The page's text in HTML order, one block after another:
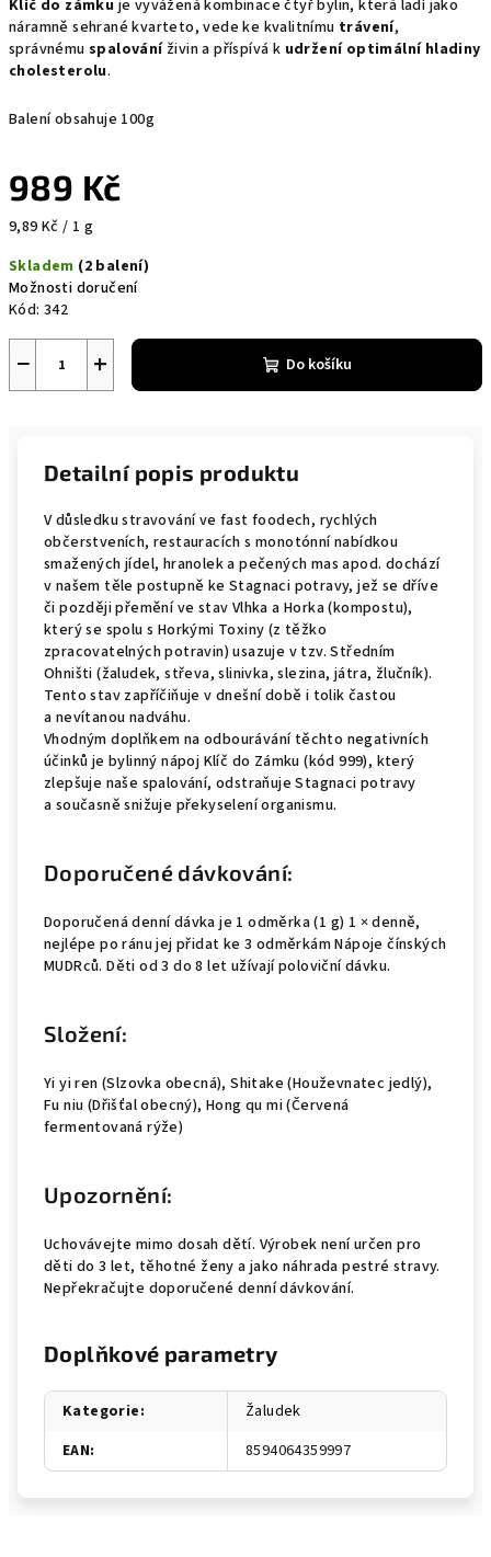
Klíč do zámku je vyvážená kombinace čtyř bylin, která ladí jako
náramně sehrané kvarteto, vede ke kvalitnímu trávení,
správnémuspalováníživin a příspívá k udržení optimální hladiny
cholesterolu.
Balení obsahuje 100g
989 Kč
Měrná
9,89 Kč / 1 g
Skladem (2 balení)
Možnosti doručení
Kód: 342
+
− Do košíku
Detailní popis produktu
V důsledku stravování ve fast foodech, rychlých
občerstveních, restauracích s monotónní nabídkou
smažených jídel, hranolek a pečených mas apod. dochází
v našem těle postupně ke Stagnaci potravy, jež se dříve
či později přemění ve stav Vlhka a Horka (kompostu),
který se spolu s Horkými Toxiny (z těžko
zpracovatelných potravin) usazuje v tzv. Středním
Ohništi (žaludek, střeva, slinivka, slezina, játra, žlučník).
Tento stav zapříčiňuje v dnešní době i tolik častou
a nevítanou nadváhu.
Vhodným doplňkem na odbourávání těchto negativních
účinků je bylinný nápoj Klíč do Zámku (kód 999), který
zlepšuje naše spalování, odstraňuje Stagnaci potravy
a současně snižuje překyselení organismu.
Doporučené dávkování:
Doporučená denní dávka je 1 odměrka (1 g) 1 × denně,
nejlépe po ránu jej přidat ke 3 odměrkám Nápoje čínských
MUDRců. Děti od 3 do 8 let užívají poloviční dávku.
Složení:
Yi yi ren (Slzovka obecná), Shitake (Houževnatec jedlý),
Fu niu (Dřišťal obecný), Hong qu mi (Červená
fermentovaná rýže)
Upozornění:
Uchovávejte mimo dosah dětí. Výrobek není určen pro
děti do 3 let, těhotné ženy a jako náhrada pestré stravy.
Nepřekračujte doporučené denní dávkování.
Doplňkové parametry
Kategorie:
Žaludek
EAN: 8594064359997